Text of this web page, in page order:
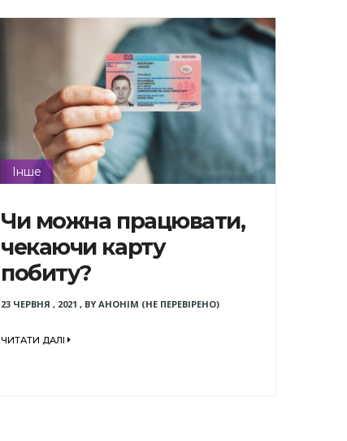
Інше
Чи можна працювати,
чекаючи карту
побиту?
23 ЧЕРВНЯ , 2021 , BY АНОНІМ (НЕ ПЕРЕВІРЕНО)
ЧИТАТИ ДАЛІ